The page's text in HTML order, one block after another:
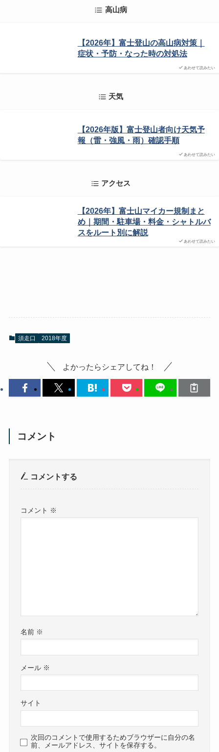
高山病
あわせて読みたい
【2026年】富士登山の高山病対策｜
症状・予防・なった時の対処法
天気
あわせて読みたい
【2026年版】富士登山者向け天気予
報（雷・強風・雨）確認手順
アクセス
あわせて読みたい
【2026年】富士山マイカー規制まと
め｜期間・駐車場・料金・シャトルバ
スをルート別に解説
須走口 2018年度
よかったらシェアしてね！
コメント
コメントする
コメント ※
名前 ※
メール ※
サイト
次回のコメントで使用するためブラウザーに自分の名
前、メールアドレス、サイトを保存する。